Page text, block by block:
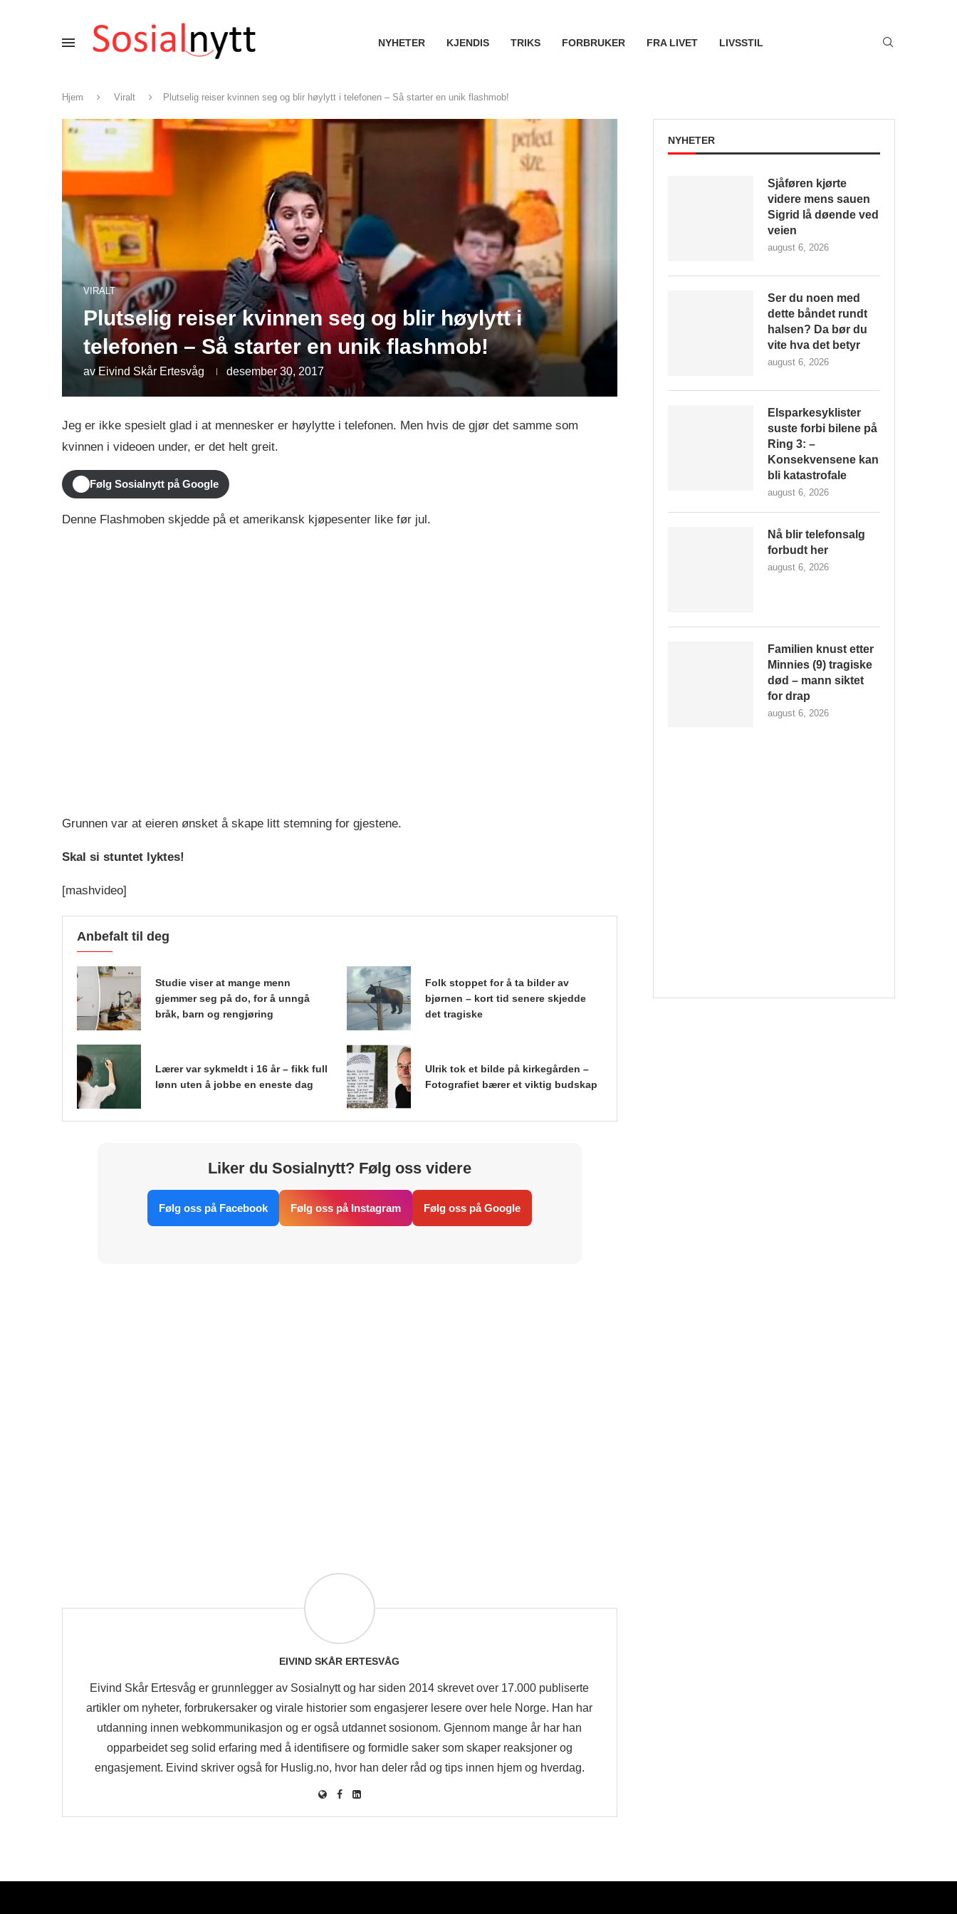
NYHETER KJENDIS TRIKS FORBRUKER FRA LIVET LIVSSTIL
Hjem Viralt Plutselig reiser kvinnen seg og blir høylytt i telefonen – Så starter en unik flashmob!
VIRALT
Plutselig reiser kvinnen seg og blir høylytt i
telefonen – Så starter en unik flashmob!
av Eivind Skår Ertesvåg desember 30, 2017
Jeg er ikke spesielt glad i at mennesker er høylytte i telefonen. Men hvis de gjør det samme som
kvinnen i videoen under, er det helt greit.
Følg Sosialnytt på Google
Denne Flashmoben skjedde på et amerikansk kjøpesenter like før jul.
Grunnen var at eieren ønsket å skape litt stemning for gjestene.
Skal si stuntet lyktes!
[mashvideo]
Anbefalt til deg
Studie viser at mange menn
gjemmer seg på do, for å unngå
bråk, barn og rengjøring
Folk stoppet for å ta bilder av
bjørnen – kort tid senere skjedde
det tragiske
Lærer var sykmeldt i 16 år – fikk full
lønn uten å jobbe en eneste dag
Ulrik tok et bilde på kirkegården –
Fotografiet bærer et viktig budskap
Liker du Sosialnytt? Følg oss videre
Følg oss på Facebook Følg oss på Instagram Følg oss på Google
EIVIND SKÅR ERTESVÅG
Eivind Skår Ertesvåg er grunnlegger av Sosialnytt og har siden 2014 skrevet over 17.000 publiserte
artikler om nyheter, forbrukersaker og virale historier som engasjerer lesere over hele Norge. Han har
utdanning innen webkommunikasjon og er også utdannet sosionom. Gjennom mange år har han
opparbeidet seg solid erfaring med å identifisere og formidle saker som skaper reaksjoner og
engasjement. Eivind skriver også for Huslig.no, hvor han deler råd og tips innen hjem og hverdag.
NYHETER
Sjåføren kjørte
videre mens sauen
Sigrid lå døende ved
veien
august 6, 2026
Ser du noen med
dette båndet rundt
halsen? Da bør du
vite hva det betyr
august 6, 2026
Elsparkesyklister
suste forbi bilene på
Ring 3: –
Konsekvensene kan
bli katastrofale
august 6, 2026
Nå blir telefonsalg
forbudt her
august 6, 2026
Familien knust etter
Minnies (9) tragiske
død – mann siktet
for drap
august 6, 2026